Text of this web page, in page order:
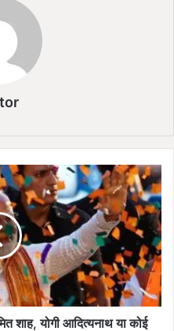
शाह, योगी आदित्यनाथ या कोई